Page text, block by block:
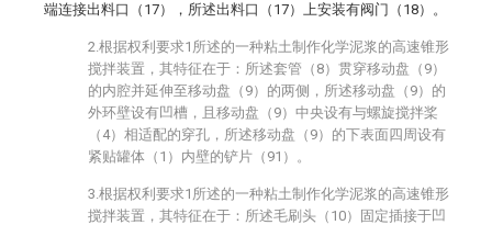
端连接出料口（17），所述出料口（17）上安装有阀门（18）。
2.根据权利要求1所述的一种粘土制作化学泥浆的高速锥形
搅拌装置，其特征在于：所述套管（8）贯穿移动盘（9）
的内腔并延伸至移动盘（9）的两侧，所述移动盘（9）的
外环壁设有凹槽，且移动盘（9）中央设有与螺旋搅拌桨
（4）相适配的穿孔，所述移动盘（9）的下表面四周设有
紧贴罐体（1）内壁的铲片（91）。
3.根据权利要求1所述的一种粘土制作化学泥浆的高速锥形
搅拌装置，其特征在于：所述毛刷头（10）固定插接于凹